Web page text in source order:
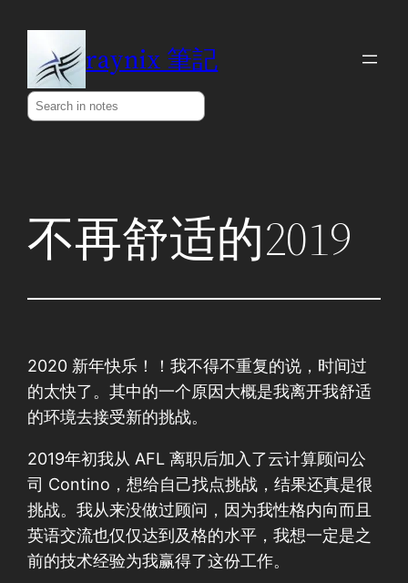
content
raynix 筆記
Search
不再舒适的2019
2020 新年快乐！！我不得不重复的说，时间过
的太快了。其中的一个原因大概是我离开我舒适
的环境去接受新的挑战。
2019年初我从 AFL 离职后加入了云计算顾问公
司 Contino，想给自己找点挑战，结果还真是很
挑战。我从来没做过顾问，因为我性格内向而且
英语交流也仅仅达到及格的水平，我想一定是之
前的技术经验为我赢得了这份工作。